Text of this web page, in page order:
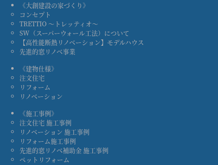
《大創建設の家づくり》
コンセプト
TRETTIO ～トレッティオ～
SW（スーパーウォール工法）について
【高性能断熱リノベーション】モデルハウス
先進的窓リノベ事業
《建物仕様》
注文住宅
リフォーム
リノベーション
《施工事例》
注文住宅 施工事例
リノベーション 施工事例
リフォーム施工事例
先進的窓リノベ補助金 施工事例
ペットリフォーム